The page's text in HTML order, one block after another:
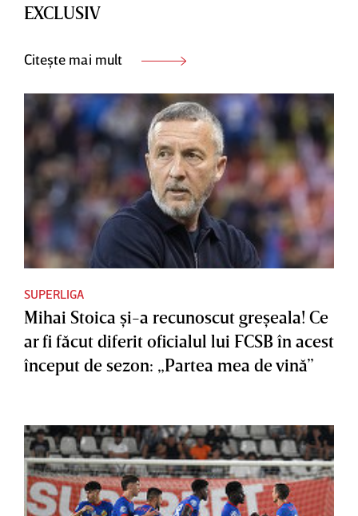
EXCLUSIV
Citește mai mult
SUPERLIGA
Mihai Stoica şi-a recunoscut greşeala! Ce
ar fi făcut diferit oficialul lui FCSB în acest
început de sezon: „Partea mea de vină”